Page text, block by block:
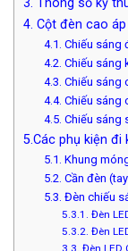
3. Thông số kỹ
4. Cột đèn cao
4.1. Chiếu sáng
4.2. Chiếu sáng
4.3. Chiếu sáng
4.4. Chiếu sáng
4.5. Chiếu sáng
5.Các phụ kiện
5.1. Khung
5.2. Cần đèn
5.3. Đèn chiếu
5.3.1. Đèn
5.3.2. Đèn